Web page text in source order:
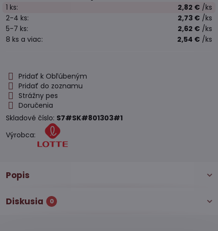
1 ks: 2,82 € /ks
2-4 ks: 2,73 € /ks
5-7 ks: 2,62 € /ks
8 ks a viac: 2,54 € /ks
Pridať k Obľúbeným
Pridať do zoznamu
Strážny pes
Doručenia
Skladové číslo: S7#SK#801303#1
Výrobca:
Popis
Diskusia 0